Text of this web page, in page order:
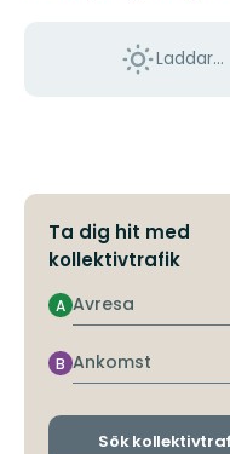
Laddar...
Ta dig hit med
kollektivtrafik
Avresa
A
Ankomst
B
Sök